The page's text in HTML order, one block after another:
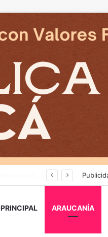
PRINCIPAL ARAUCANÍA